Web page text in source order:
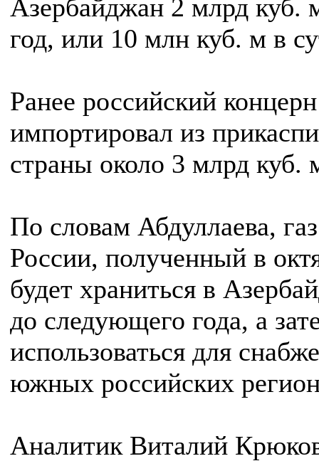
Азербайджан 2 млрд куб.
год, или 10 млн куб. м в
Ранее российский концерн
импортировал из
страны около 3 млрд куб.
По словам Абдуллаева,
России, полученный в
будет храниться в
до следующего года, а
использоваться для
южных российских
Аналитик Виталий